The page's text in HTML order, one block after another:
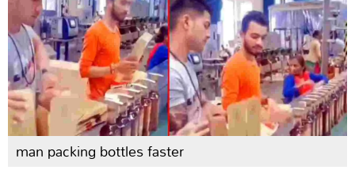
man packing bottles faster